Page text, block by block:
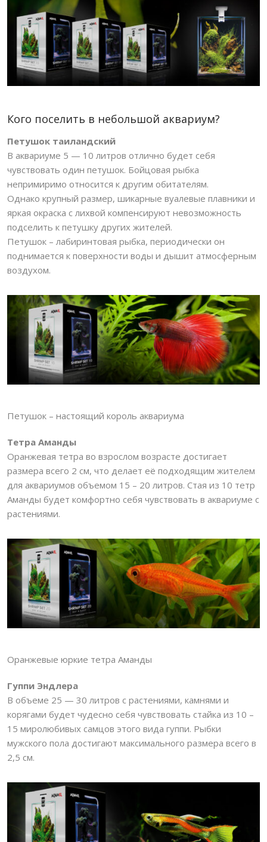
Кого поселить в небольшой аквариум?
Петушок таиландский
В аквариуме 5 — 10 литров отлично будет себя
чувствовать один петушок. Бойцовая рыбка
непримиримо относится к другим обитателям.
Однако крупный размер, шикарные вуалевые плавники и
яркая окраска с лихвой компенсируют невозможность
подселить к петушку других жителей.
Петушок – лабиринтовая рыбка, периодически он
поднимается к поверхности воды и дышит атмосферным
воздухом.
Петушок – настоящий король аквариума
Тетра Аманды
Оранжевая тетра во взрослом возрасте достигает
размера всего 2 см, что делает её подходящим жителем
для аквариумов объемом 15 – 20 литров. Стая из 10 тетр
Аманды будет комфортно себя чувствовать в аквариуме с
растениями.
Оранжевые юркие тетра Аманды
Гуппи Эндлера
В объеме 25 — 30 литров с растениями, камнями и
корягами будет чудесно себя чувствовать стайка из 10 –
15 миролюбивых самцов этого вида гуппи. Рыбки
мужского пола достигают максимального размера всего в
2,5 см.